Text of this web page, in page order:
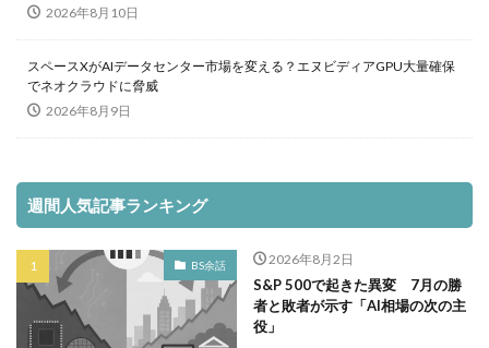
2026年8月10日
スペースXがAIデータセンター市場を変える？エヌビディアGPU大量確保
でネオクラウドに脅威
2026年8月9日
週間人気記事ランキング
BS余話 2026年8月2日
S&P 500で起きた異変 7月の勝
者と敗者が示す「AI相場の次の主
役」